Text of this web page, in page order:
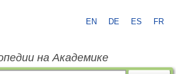
EN DE ES FR
на Академике